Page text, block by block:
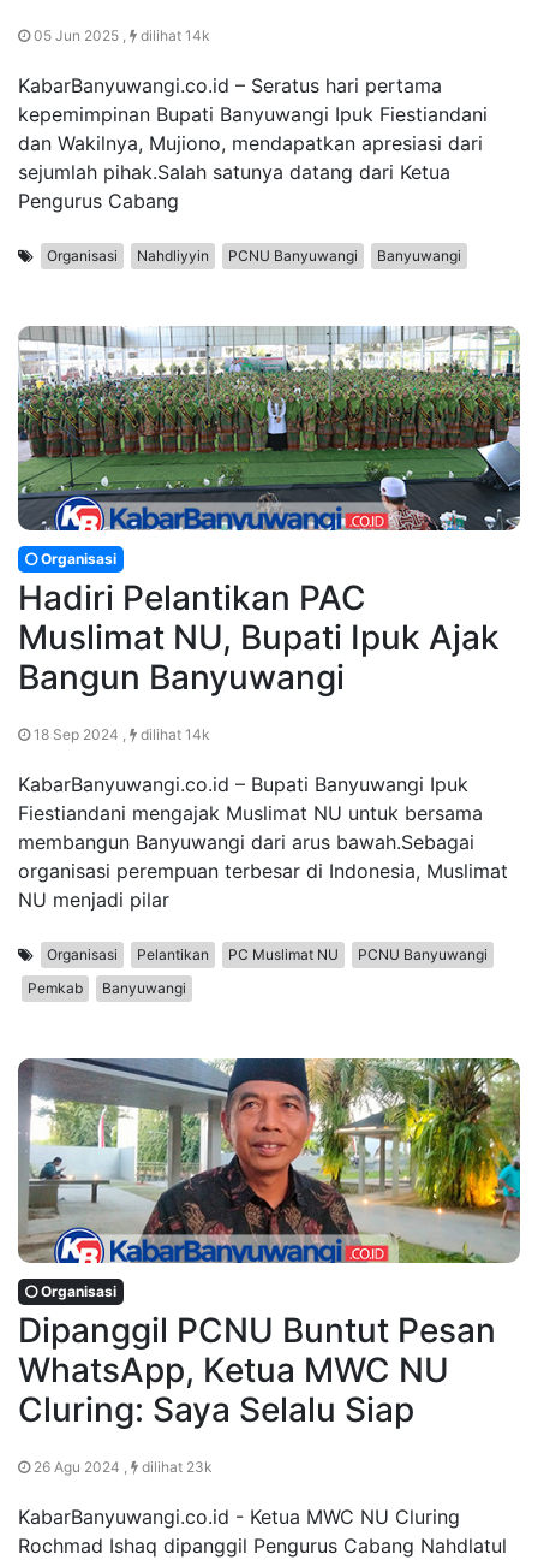
05 Jun 2025 , dilihat 14k
KabarBanyuwangi.co.id – Seratus hari pertama
kepemimpinan Bupati Banyuwangi Ipuk Fiestiandani
dan Wakilnya, Mujiono, mendapatkan apresiasi dari
sejumlah pihak.Salah satunya datang dari Ketua
Pengurus Cabang
Organisasi Nahdliyyin PCNU Banyuwangi Banyuwangi
Organisasi
Hadiri Pelantikan PAC
Muslimat NU, Bupati Ipuk Ajak
Bangun Banyuwangi
18 Sep 2024 , dilihat 14k
KabarBanyuwangi.co.id – Bupati Banyuwangi Ipuk
Fiestiandani mengajak Muslimat NU untuk bersama
membangun Banyuwangi dari arus bawah.Sebagai
organisasi perempuan terbesar di Indonesia, Muslimat
NU menjadi pilar
Organisasi Pelantikan PC Muslimat NU
PCNU Banyuwangi
Pemkab
Banyuwangi
Organisasi
Dipanggil PCNU Buntut Pesan
WhatsApp, Ketua MWC NU
Cluring: Saya Selalu Siap
26 Agu 2024 , dilihat 23k
KabarBanyuwangi.co.id - Ketua MWC NU Cluring
Rochmad Ishaq dipanggil Pengurus Cabang Nahdlatul